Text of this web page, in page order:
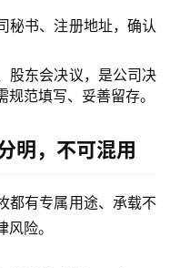
秘书、注册地址，确认
股东会决议，是公司决
范填写、妥善留存。
明，不可混用
都有专属用途、承载不
险。